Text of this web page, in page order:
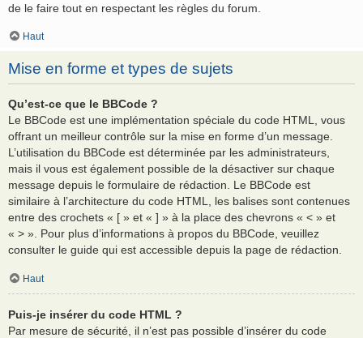
de le faire tout en respectant les règles du forum.
Haut
Mise en forme et types de sujets
Qu’est-ce que le BBCode ?
Le BBCode est une implémentation spéciale du code HTML, vous
offrant un meilleur contrôle sur la mise en forme d’un message.
L’utilisation du BBCode est déterminée par les administrateurs,
mais il vous est également possible de la désactiver sur chaque
message depuis le formulaire de rédaction. Le BBCode est
similaire à l’architecture du code HTML, les balises sont contenues
entre des crochets « [ » et « ] » à la place des chevrons « < » et
« > ». Pour plus d’informations à propos du BBCode, veuillez
consulter le guide qui est accessible depuis la page de rédaction.
Haut
Puis-je insérer du code HTML ?
Par mesure de sécurité, il n’est pas possible d’insérer du code